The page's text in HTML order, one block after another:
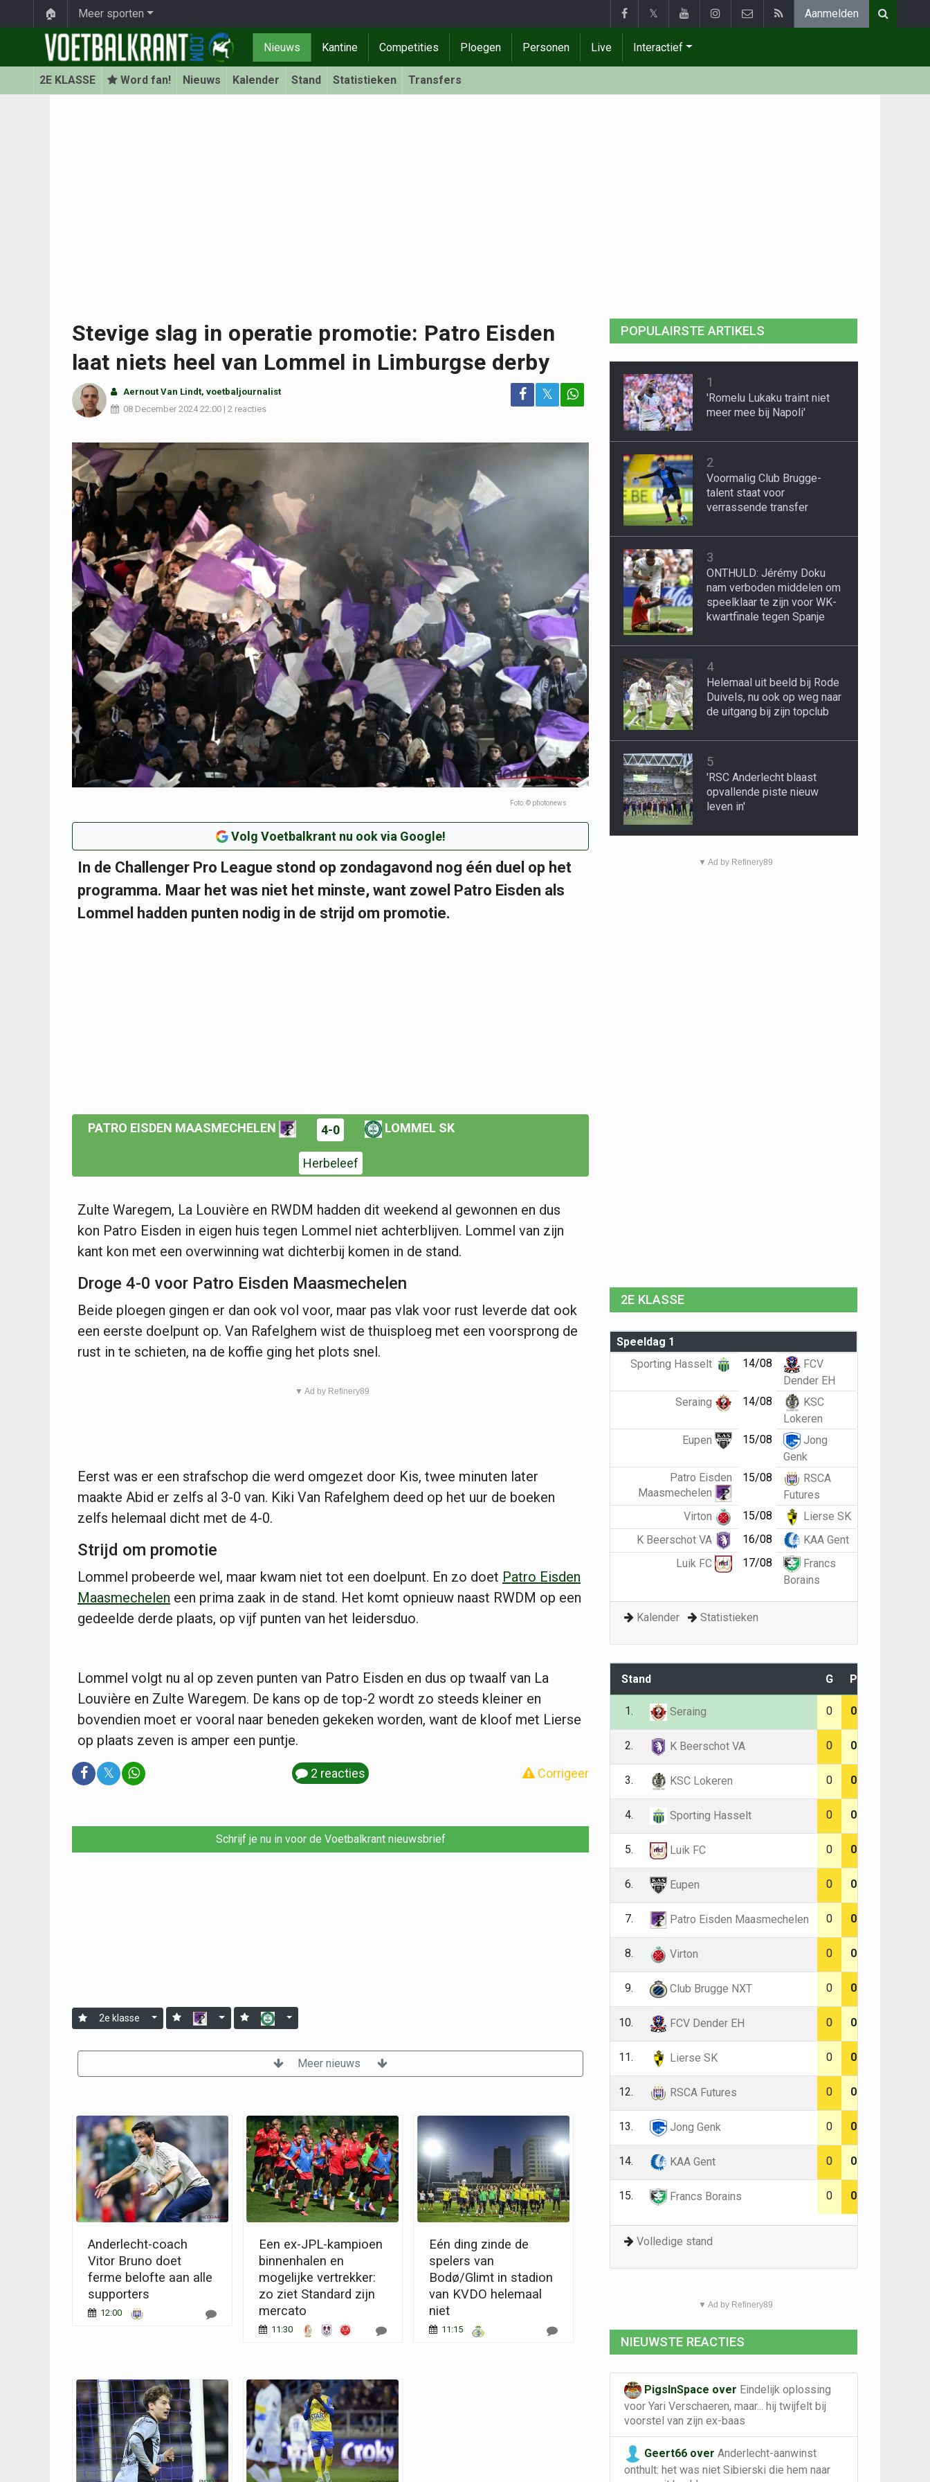
🏠 Meer sporten 𝕏 Aanmelden
Nieuws Kantine Competities Ploegen Personen Live Interactief
2E KLASSE Word fan! Nieuws Kalender Stand Statistieken Transfers
Stevige slag in operatie promotie: Patro Eisden
laat niets heel van Lommel in Limburgse derby
Aernout Van Lindt, voetbaljournalist
08 December 202422:00 | 2 reacties
𝕏
Foto: © photonews
Volg Voetbalkrant nu ook via Google!
In de Challenger Pro League stond op zondagavond nog één duel op het
programma. Maar het was niet het minste, want zowel Patro Eisden als
Lommel hadden punten nodig in de strijd om promotie.
PATRO EISDEN MAASMECHELEN 4-0 LOMMEL SK
Herbeleef
Zulte Waregem, La Louvière en RWDM hadden dit weekend al gewonnen en dus
kon Patro Eisden in eigen huis tegen Lommel niet achterblijven. Lommel van zijn
kant kon met een overwinning wat dichterbij komen in de stand.
Droge 4-0 voor Patro Eisden Maasmechelen
Beide ploegen gingen er dan ook vol voor, maar pas vlak voor rust leverde dat ook
een eerste doelpunt op. Van Rafelghem wist de thuisploeg met een voorsprong de
rust in te schieten, na de koffie ging het plots snel.
▼ Ad by Refinery89
Eerst was er een strafschop die werd omgezet door Kis, twee minuten later
maakte Abid er zelfs al 3-0 van. Kiki Van Rafelghem deed op het uur de boeken
zelfs helemaal dicht met de 4-0.
Strijd om promotie
Lommel probeerde wel, maar kwam niet tot een doelpunt. En zo doet Patro Eisden
Maasmechelen een prima zaak in de stand. Het komt opnieuw naast RWDM op een
gedeelde derde plaats, op vijf punten van het leidersduo.
Lommel volgt nu al op zeven punten van Patro Eisden en dus op twaalf van La
Louvière en Zulte Waregem. De kans op de top-2 wordt zo steeds kleiner en
bovendien moet er vooral naar beneden gekeken worden, want de kloof met Lierse
op plaats zeven is amper een puntje.
𝕏 2 reacties Corrigeer
Schrijf je nu in voor de Voetbalkrant nieuwsbrief
2e klasse
Meer nieuws
Anderlecht-coach
Vitor Bruno doet
ferme belofte aan alle
supporters
12:00
Een ex-JPL-kampioen
binnenhalen en
mogelijke vertrekker:
zo ziet Standard zijn
mercato
11:30
Eén ding zinde de
spelers van
Bodø/Glimt in stadion
van KVDO helemaal
niet
11:15
POPULAIRSTE ARTIKELS
1
'Romelu Lukaku traint niet
meer mee bij Napoli'
2
Voormalig Club Brugge-
talent staat voor
verrassende transfer
3
ONTHULD: Jérémy Doku
nam verboden middelen om
speelklaar te zijn voor WK-
kwartfinale tegen Spanje
4
Helemaal uit beeld bij Rode
Duivels, nu ook op weg naar
de uitgang bij zijn topclub
5
'RSC Anderlecht blaast
opvallende piste nieuw
leven in'
▼ Ad by Refinery89
2E KLASSE
Speeldag 1
Sporting Hasselt
14/08
FCV
Dender EH
Seraing
14/08
KSC
Lokeren
Eupen
15/08
Jong
Genk
Patro Eisden
Maasmechelen
15/08
RSCA
Futures
Virton
15/08
Lierse SK
K Beerschot VA
16/08
KAA Gent
Luik FC
17/08
Francs
Borains
Kalender Statistieken
Stand G P
1. Seraing 0 0
2. K Beerschot VA 0 0
3. KSC Lokeren 0 0
4. Sporting Hasselt 0 0
5. Luik FC 0 0
6. Eupen 0 0
7. Patro Eisden Maasmechelen 0 0
8. Virton 0 0
9. Club Brugge NXT 0 0
10. FCV Dender EH 0 0
11. Lierse SK 0 0
12. RSCA Futures 0 0
13. Jong Genk 0 0
14. KAA Gent 0 0
15. Francs Borains 0 0
Volledige stand
▼ Ad by Refinery89
NIEUWSTE REACTIES
PigsInSpace over Eindelijk oplossing
voor Yari Verschaeren, maar... hij twijfelt bij
voorstel van zijn ex-baas
Geert66 over Anderlecht-aanwinst
onthult: het was niet Sibierski die hem naar